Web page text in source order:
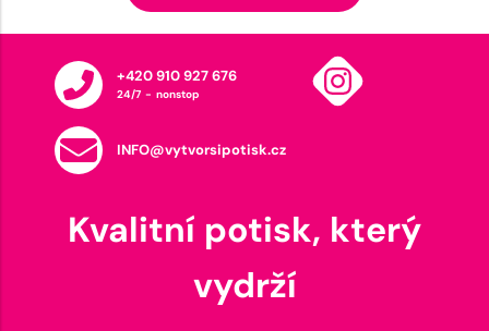
+420 910 927 676
24/7 - nonstop
INFO@vytvorsipotisk.cz
Kvalitní potisk, který
vydrží